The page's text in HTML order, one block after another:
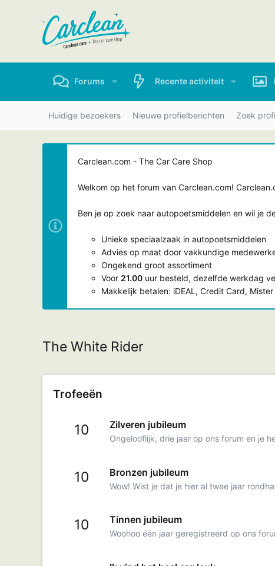
Forums Recente activiteit
Huidige bezoekers Nieuwe profielberichten Zoek
Carclean.com - The Car Care Shop
Welkom op het forum van Carclean.com!
Ben je op zoek naar autopoetsmiddelen en wil je
Unieke speciaalzaak in autopoetsmiddelen
Advies op maat door vakkundige
Ongekend groot assortiment
Voor 21.00 uur besteld, dezelfde werkdag
Makkelijk betalen: iDEAL, Credit Card, Mister
The White Rider
Trofeeën
10 Zilveren jubileum
Ongelooflijk, drie jaar op ons forum en je
10 Bronzen jubileum
Wow! Wist je dat je hier al twee jaar
10 Tinnen jubileum
Woohoo één jaar geregistreerd op ons